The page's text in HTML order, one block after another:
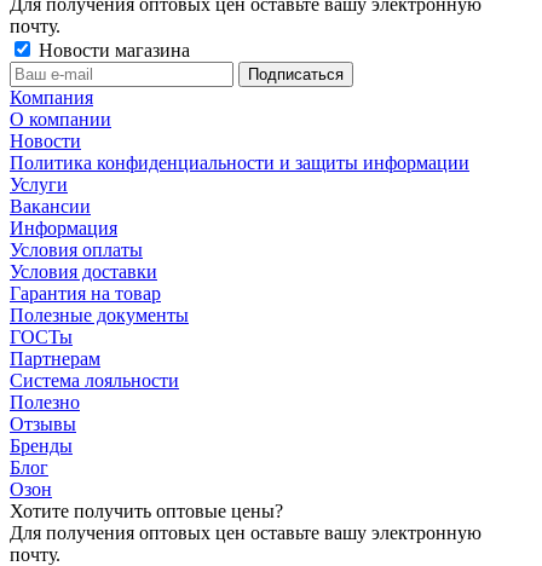
почту.
Новости магазина
Компания
О компании
Новости
Политика конфиденциальности и защиты информации
Услуги
Вакансии
Информация
Условия оплаты
Условия доставки
Гарантия на товар
Полезные документы
ГОСТы
Партнерам
Система лояльности
Полезно
Отзывы
Бренды
Блог
Озон
Хотите получить оптовые цены?
Для получения оптовых цен оставьте вашу электронную
почту.